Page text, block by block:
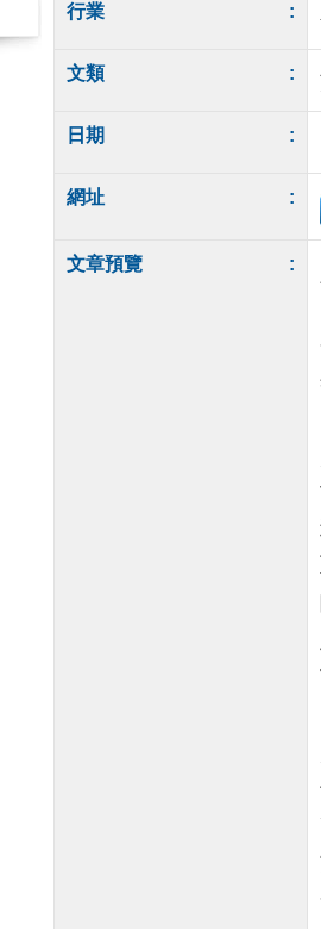
行業 :
文類 :
日期 :
網址 :
文章預覽 :